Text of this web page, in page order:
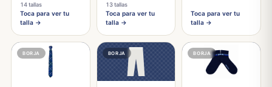
14 tallas
Toca para ver tu
talla →
13 tallas
Toca para ver tu
talla →
Toca para ver tu
talla →
BORJA BORJA BORJA